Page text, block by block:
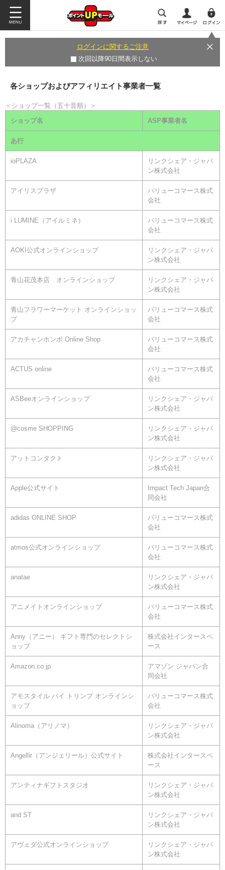
ログインに関するご注意
次回以降90日間表示しない
各ショップおよびアフィリエイト事業者一覧
＜ショップ一覧（五十音順）＞
ショップ名
ASP事業者名
あ行
ioPLAZA
リンクシェア・ジャパ
ン株式会社
アイリスプラザ
バリューコマース株式
会社
i LUMINE（アイルミネ）
バリューコマース株式
会社
AOKI公式オンラインショップ
リンクシェア・ジャパ
ン株式会社
青山花茂本店 オンラインショップ
リンクシェア・ジャパ
ン株式会社
青山フラワーマーケット オンラインショッ
プ
バリューコマース株式
会社
アカチャンホンポ Online Shop
バリューコマース株式
会社
ACTUS online
バリューコマース株式
会社
ASBeeオンラインショップ
リンクシェア・ジャパ
ン株式会社
@cosme SHOPPING
リンクシェア・ジャパ
ン株式会社
アットコンタクト
リンクシェア・ジャパ
ン株式会社
Apple公式サイト
Impact Tech Japan合
同会社
adidas ONLINE SHOP
バリューコマース株式
会社
atmos公式オンラインショップ
バリューコマース株式
会社
anatae
リンクシェア・ジャパ
ン株式会社
アニメイトオンラインショップ
バリューコマース株式
会社
Anny（アニー） ギフト専門のセレクトシ
ョップ
株式会社インタースペ
ース
Amazon.co.jp
アマゾン ジャパン合
同会社
アモスタイル バイ トリンプ オンラインシ
ョップ
バリューコマース株式
会社
Alinoma（アリノマ）
リンクシェア・ジャパ
ン株式会社
Angellir（アンジェリール）公式サイト
株式会社インタースペ
ース
アンティナギフトスタジオ
リンクシェア・ジャパ
ン株式会社
and ST
リンクシェア・ジャパ
ン株式会社
アヴェダ公式オンラインショップ
リンクシェア・ジャパ
ン株式会社